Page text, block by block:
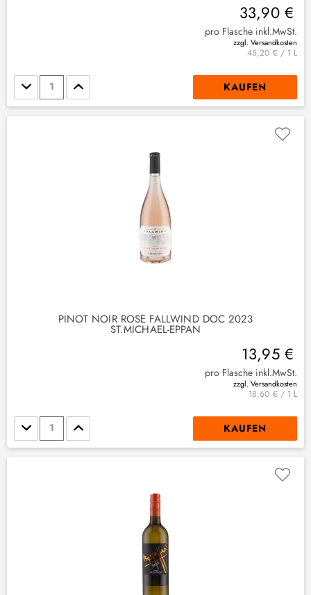
33,90 €
pro Flasche inkl.MwSt.
zzgl. Versandkosten
45,20 € / 1 L
Stückzahl KAUFEN
PINOT NOIR ROSÉ FALLWIND DOC 2023
ST.MICHAEL-EPPAN
13,95 €
pro Flasche inkl.MwSt.
zzgl. Versandkosten
18,60 € / 1 L
Stückzahl KAUFEN